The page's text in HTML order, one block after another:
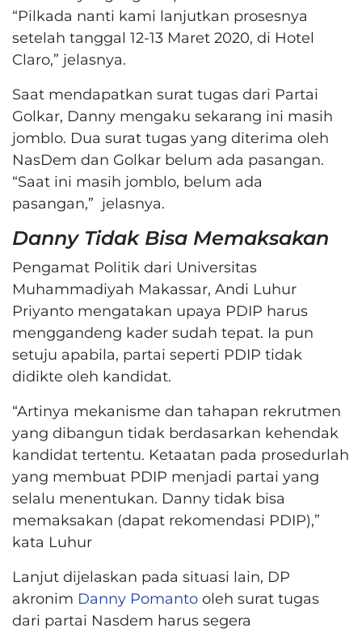
“Pilkada nanti kami lanjutkan prosesnya
setelah tanggal 12-13 Maret 2020, di Hotel
Claro,” jelasnya.
Saat mendapatkan surat tugas dari Partai
Golkar, Danny mengaku sekarang ini masih
jomblo. Dua surat tugas yang diterima oleh
NasDem dan Golkar belum ada pasangan.
“Saat ini masih jomblo, belum ada
pasangan,” jelasnya.
Danny Tidak Bisa Memaksakan
Pengamat Politik dari Universitas
Muhammadiyah Makassar, Andi Luhur
Priyanto mengatakan upaya PDIP harus
menggandeng kader sudah tepat. Ia pun
setuju apabila, partai seperti PDIP tidak
didikte oleh kandidat.
“Artinya mekanisme dan tahapan rekrutmen
yang dibangun tidak berdasarkan kehendak
kandidat tertentu. Ketaatan pada prosedurlah
yang membuat PDIP menjadi partai yang
selalu menentukan. Danny tidak bisa
memaksakan (dapat rekomendasi PDIP),”
kata Luhur
Lanjut dijelaskan pada situasi lain, DP
akronim Danny Pomanto oleh surat tugas
dari partai Nasdem harus segera